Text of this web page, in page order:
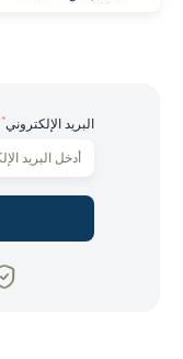
البريد الإلكتروني*